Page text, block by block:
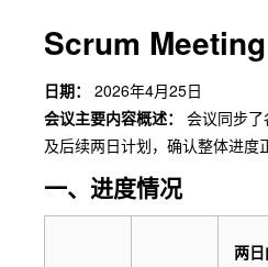
Scrum
日期：
2026年4月25日
会议主要内容概述：
会议同步
及后续两日计划，确认整体进度
一、进度情况
两